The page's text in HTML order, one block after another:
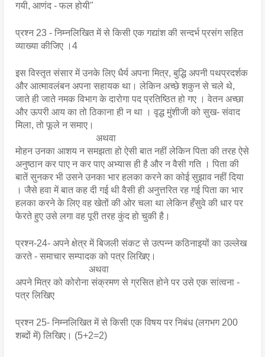
गयी, आणंद - फल होयी"
प्रश्न 23 - निम्नलिखित में से किसी एक गद्यांश की सन्दर्भ प्रसंग सहित
व्याख्या कीजिए ।4
इस विस्तृत संसार में उनके लिए धैर्य अपना मित्र, बुद्धि अपनी पथप्रदर्शक
और आत्मावलंबन अपना सहायक था। लेकिन अच्छे शकुन से चले थे,
जाते ही जाते नमक विभाग के दारोगा पद प्रतिष्ठित हो गए । वेतन अच्छा
और ऊपरी आय का तो ठिकाना ही न था । वृद्ध मुंशीजी को सुख- संवाद
मिला, तो फूले न समाए।
                                  अथवा
मोहन उनका आशय न समझता हो ऐसी बात नहीं लेकिन पिता की तरह ऐसे
अनुष्ठान कर पाए न कर पाए अभ्यास ही है और न वैसी गति । पिता की
बातें सुनकर भी उसने उनका भार हलका करने का कोई सुझाव नहीं दिया
। जैसे हवा में बात कह दी गई थी वैसी ही अनुत्तरित रह गई पिता का भार
हलका करने के लिए वह खेतों की ओर चला था लेकिन हँसुवे की धार पर
फेरते हुए उसे लगा वह पूरी तरह कुंद हो चुकी है।
प्रश्न-24- अपने क्षेत्र में बिजली संकट से उत्पन्न कठिनाइयों का उल्लेख
करते - समाचार सम्पादक को पत्र लिखिए।
                               अथवा
अपने मित्र को कोरोना संक्रमण से ग्रसित होने पर उसे एक सांत्वना -
पत्र लिखिए
प्रश्न 25- निम्नलिखित में से किसी एक विषय पर निबंध (लगभग 200
शब्दों में) लिखिए। (5+2=2)